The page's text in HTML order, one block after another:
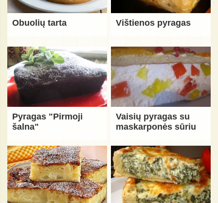
Obuolių tarta Vištienos pyragas
Pyragas "Pirmoji
šalna"
Vaisių pyragas su
maskarponės sūriu